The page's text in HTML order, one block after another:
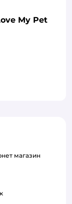
My Pet
магазин